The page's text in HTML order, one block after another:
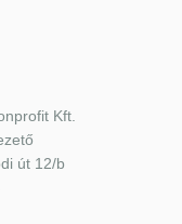
Kft.
út 12/b